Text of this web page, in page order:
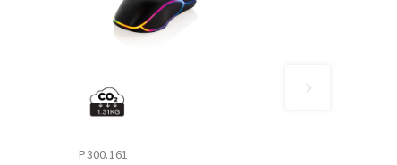
P300.161